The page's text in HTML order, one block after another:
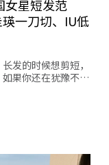
女星短发范
一刀切、IU低
发的时候想剪短，
如果你还在犹豫不…